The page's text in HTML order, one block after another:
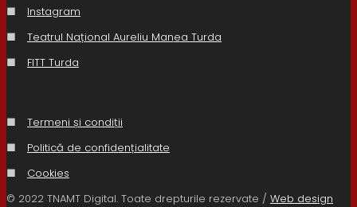
■
Instagram
■
Teatrul Național Aureliu Manea Turda
■
FITT Turda
■
Termeni și condiții
■
Politică de confidențialitate
■
Cookies
© 2022 TNAMT Digital. Toate drepturile rezervate / Web design